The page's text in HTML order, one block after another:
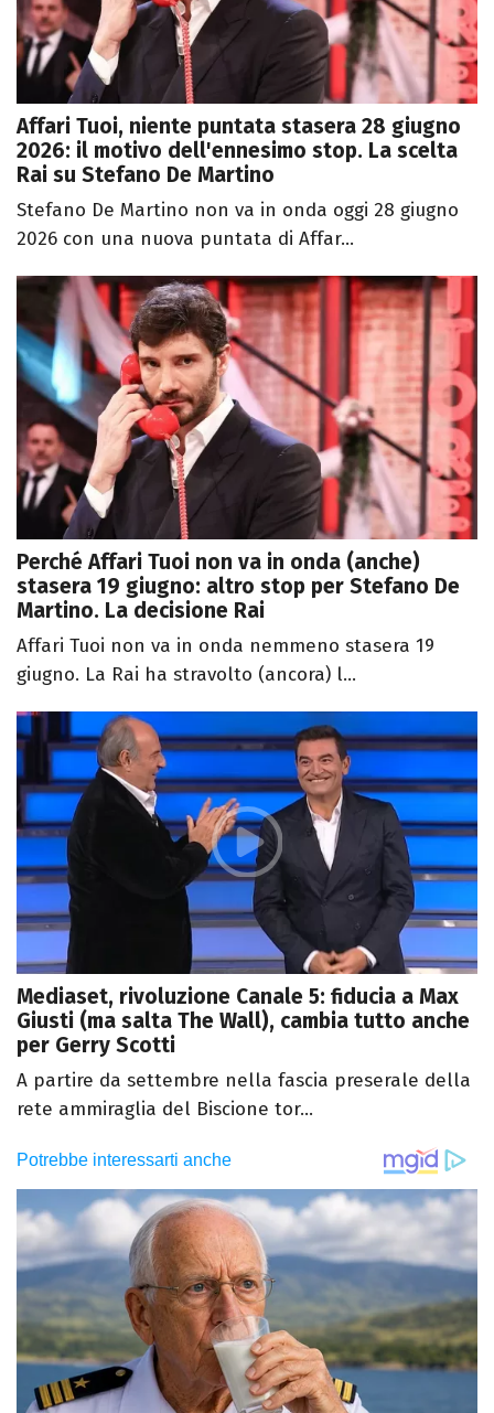
Affari Tuoi, niente puntata stasera 28 giugno
2026: il motivo dell'ennesimo stop. La scelta
Rai su Stefano De Martino
Stefano De Martino non va in onda oggi 28 giugno
2026 con una nuova puntata di Affar...
Perché Affari Tuoi non va in onda (anche)
stasera 19 giugno: altro stop per Stefano De
Martino. La decisione Rai
Affari Tuoi non va in onda nemmeno stasera 19
giugno. La Rai ha stravolto (ancora) l...
Mediaset, rivoluzione Canale 5: fiducia a Max
Giusti (ma salta The Wall), cambia tutto anche
per Gerry Scotti
A partire da settembre nella fascia preserale della
rete ammiraglia del Biscione tor...